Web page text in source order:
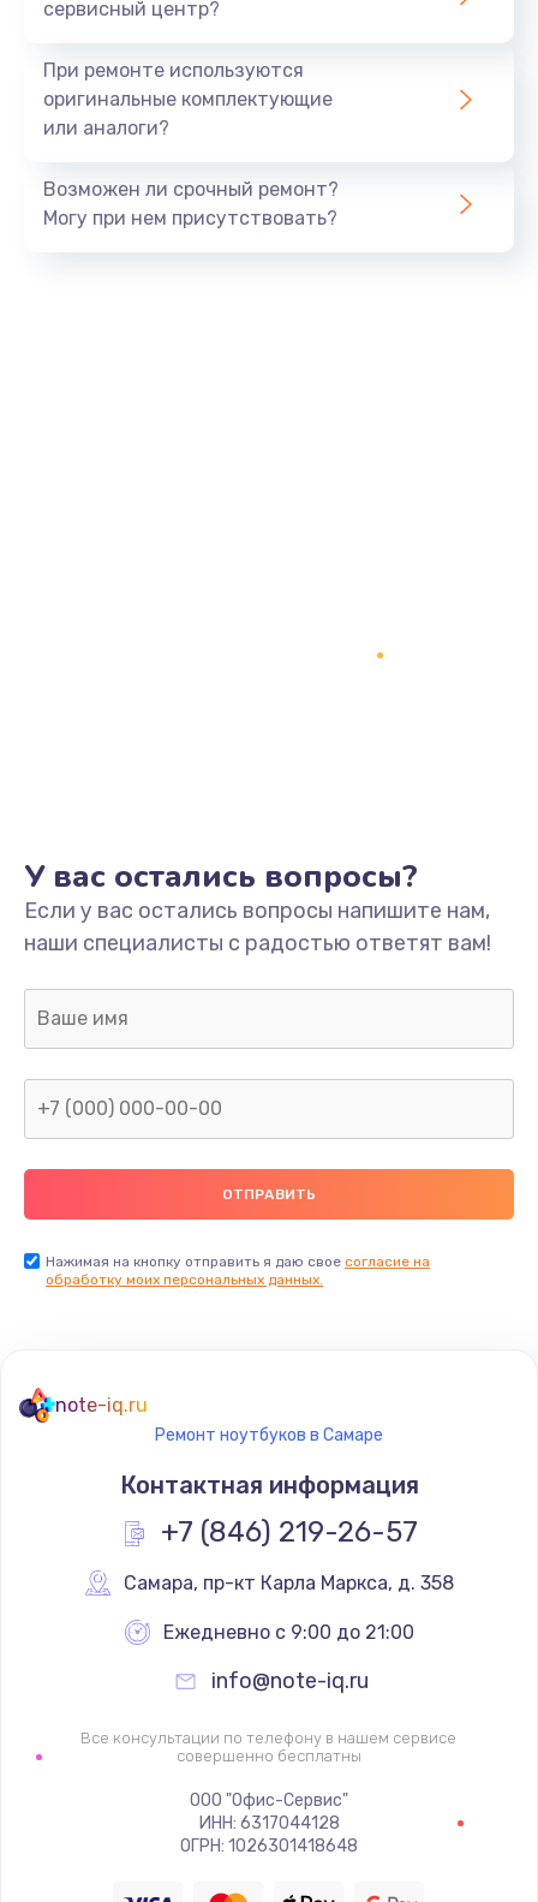
сервисный центр?
При ремонте используются
оригинальные комплектующие
или аналоги?
Возможен ли срочный ремонт?
Могу при нем присутствовать?
У вас остались вопросы?
Если у вас остались вопросы напишите нам,
наши специалисты с радостью ответят вам!
Нажимая на кнопку отправить я даю свое согласие на
обработку моих персональных данных.
note-iq.ru
Ремонт ноутбуков в Самаре
Контактная информация
+7 (846) 219-26-57
Самара, пр-кт Карла Маркса, д. 358
Ежедневно с 9:00 до 21:00
info@note-iq.ru
Все консультации по телефону в нашем сервисе
совершенно бесплатны
ООО "Офис-Сервис"
ИНН: 6317044128
ОГРН: 1026301418648